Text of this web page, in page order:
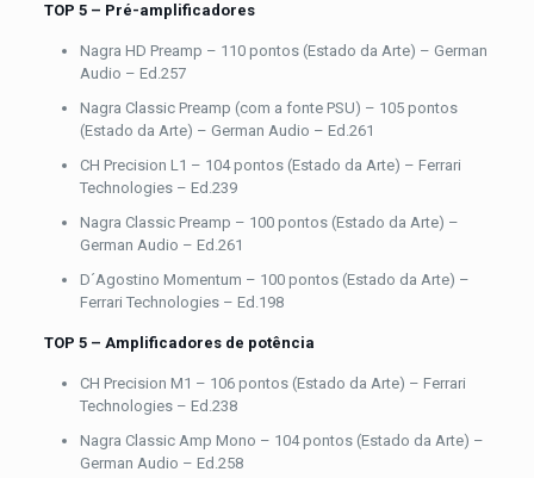
TOP 5 – Pré-amplificadores
Nagra HD Preamp – 110 pontos (Estado da Arte) – German
Audio – Ed.257
Nagra Classic Preamp (com a fonte PSU) – 105 pontos
(Estado da Arte) – German Audio – Ed.261
CH Precision L1 – 104 pontos (Estado da Arte) – Ferrari
Technologies – Ed.239
Nagra Classic Preamp – 100 pontos (Estado da Arte) –
German Audio – Ed.261
D´Agostino Momentum – 100 pontos (Estado da Arte) –
Ferrari Technologies – Ed.198
TOP 5 – Amplificadores de potência
CH Precision M1 – 106 pontos (Estado da Arte) – Ferrari
Technologies – Ed.238
Nagra Classic Amp Mono – 104 pontos (Estado da Arte) –
German Audio – Ed.258